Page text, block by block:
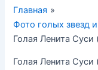
Главная
Фото голых звезд
Голая Ленита Суси
Голая Ленита